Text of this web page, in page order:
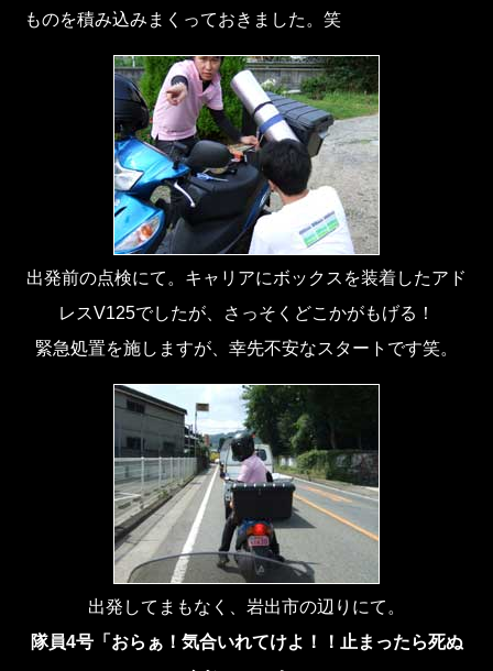
ものを積み込みまくっておきました。笑
出発前の点検にて。キャリアにボックスを装着したアド
レスV125でしたが、さっそくどこかがもげる！
緊急処置を施しますが、幸先不安なスタートです笑。
出発してまもなく、岩出市の辺りにて。
隊員4号「おらぁ！気合いれてけよ！！止まったら死ぬ